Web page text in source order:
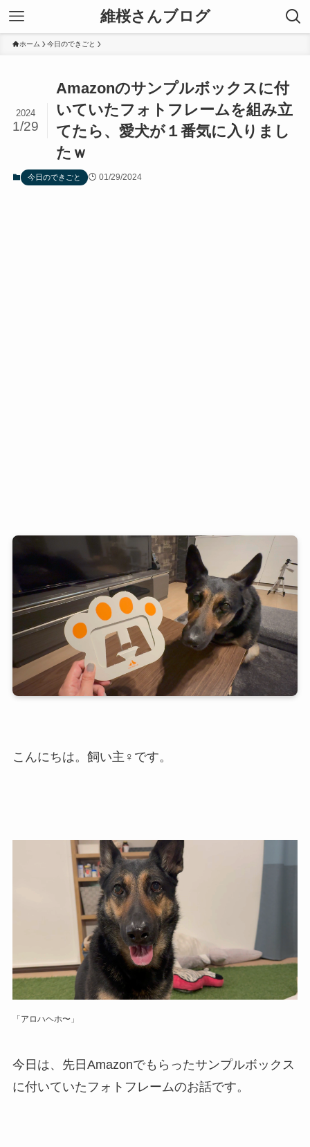
維桜さんブログ
ホーム 今日のできごと
Amazonのサンプルボックスに付
いていたフォトフレームを組み立
てたら、愛犬が１番気に入りまし
たｗ
2024
1/29
今日のできごと 01/29/2024
こんにちは。飼い主♀です。
「アロハヘホ〜」
今日は、先日Amazonでもらったサンプルボックス
に付いていたフォトフレームのお話です。